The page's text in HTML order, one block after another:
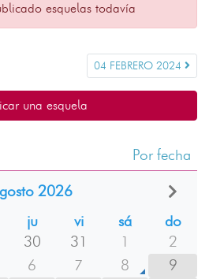
esquelas todavía
04 FEBRERO 2024
una esquela
Por fecha
2026
ju vi sá
do
30 31 1
2
6 7 8
9